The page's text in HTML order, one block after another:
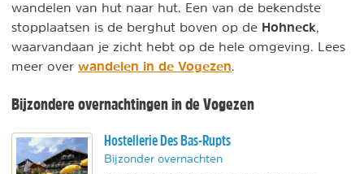
wandelen van hut naar hut. Een van de bekendste
stopplaatsen is de berghut boven op de Hohneck,
waarvandaan je zicht hebt op de hele omgeving. Lees
meer over wandelen in de Vogezen.
Bijzondere overnachtingen in de Vogezen
Hostellerie Des Bas-Rupts
Bijzonder overnachten